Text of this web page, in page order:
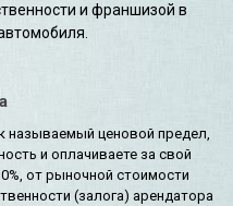
и франшизой в
называемый ценовой предел,
и оплачиваете за свой
от рыночной стоимости
(залога) арендатора